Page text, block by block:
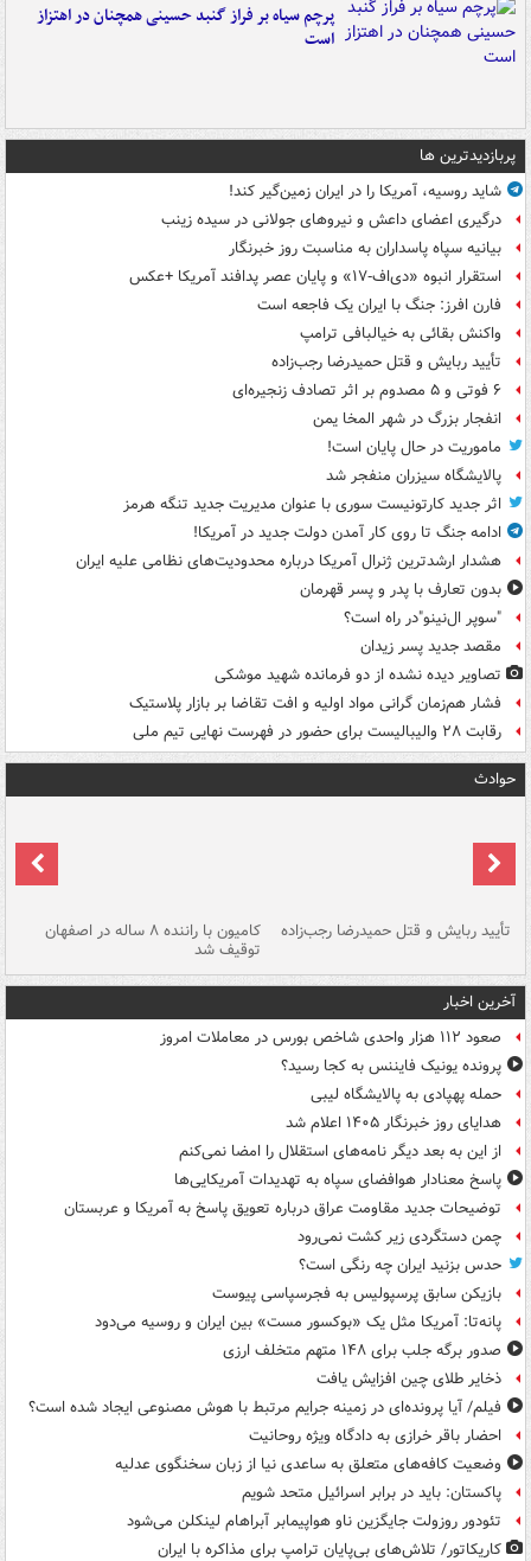
پرچم سیاه بر فراز گنبد حسینی همچنان در اهتزاز
است
پربازدیدترین ها
شاید روسیه، آمریکا را در ایران زمین‌گیر کند!
درگیری اعضای داعش و نیروهای جولانی در سیده زینب
بیانیه سپاه پاسداران به مناسبت روز خبرنگار
استقرار انبوه «دی‌اف‑۱۷» و پایان عصر پدافند آمریکا +عکس
فارن افرز: جنگ با ایران یک فاجعه است
واکنش بقائی به خیالبافی ترامپ
تأیید ربایش و قتل حمیدرضا رجب‌زاده
۶ فوتی و ۵ مصدوم بر اثر تصادف زنجیره‌ای
انفجار بزرگ در شهر المخا یمن
ماموریت در حال پایان است!
پالایشگاه سیزران منفجر شد
اثر جدید کارتونیست سوری با عنوان مدیریت جدید تنگه هرمز
ادامه جنگ تا روی کار آمدن دولت جدید در آمریکا!
هشدار ارشدترین ژنرال آمریکا درباره محدودیت‌های نظامی علیه ایران
بدون تعارف با پدر و پسر قهرمان
"سوپر ال‌نینو"در راه است؟
مقصد جدید پسر زیدان
تصاویر دیده‌ نشده از دو فرمانده شهید موشکی
فشار هم‌زمان گرانی مواد اولیه و افت تقاضا بر بازار پلاستیک
رقابت ۲۸ والیبالیست برای حضور در فهرست نهایی تیم ملی
حوادث
تأیید ربایش و قتل حمیدرضا رجب‌زاده کامیون با راننده ۸ ساله در اصفهان
توقیف شد
آخرین اخبار
صعود ۱۱۲ هزار واحدی شاخص بورس در معاملات امروز
پرونده یونیک فایننس به کجا رسید؟
حمله پهپادی به پالایشگاه لیبی
هدایای روز خبرنگار ۱۴۰۵ اعلام شد
از این به بعد دیگر نامه‌های استقلال را امضا نمی‌کنم
پاسخ معنادار هوافضای سپاه به تهدیدات آمریکایی‌ها
توضیحات جدید مقاومت عراق درباره تعویق پاسخ به آمریکا و عربستان
چمن دستگردی زیر کشت نمی‌رود
حدس بزنید ایران چه رنگی است؟
بازیکن سابق پرسپولیس به فجرسپاسی پیوست
پانه‌تا: آمریکا مثل یک «بوکسور مست» بین ایران و روسیه می‌دود
صدور برگه جلب برای ۱۴۸ متهم متخلف ارزی
ذخایر طلای چین افزایش یافت
فیلم/ آیا پرونده‌ای در زمینه جرایم مرتبط با هوش مصنوعی ایجاد شده است؟
احضار باقر خرازی به دادگاه ویژه روحانیت
وضعیت کافه‌های متعلق به ساعدی نیا از زبان سخنگوی عدلیه
پاکستان: باید در برابر اسرائیل متحد شویم
تئودور روزولت جایگزین ناو هواپیمابر آبراهام لینکلن می‌شود
کاریکاتور/ تلاش‌های بی‌پایان ترامپ برای مذاکره با ایران